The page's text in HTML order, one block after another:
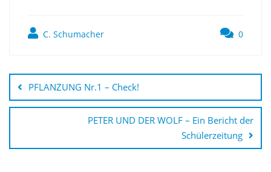
C. Schumacher 0
PFLANZUNG Nr.1 – Check!
PETER UND DER WOLF – Ein Bericht der
Schülerzeitung